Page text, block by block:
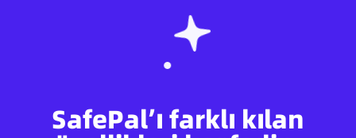
SafePal’ı farklı kılan